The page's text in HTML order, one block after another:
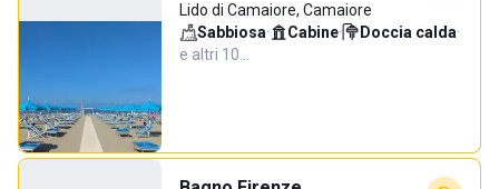
Lido di Camaiore, Camaiore
Sabbiosa· Cabine· Doccia calda·
e altri 10…